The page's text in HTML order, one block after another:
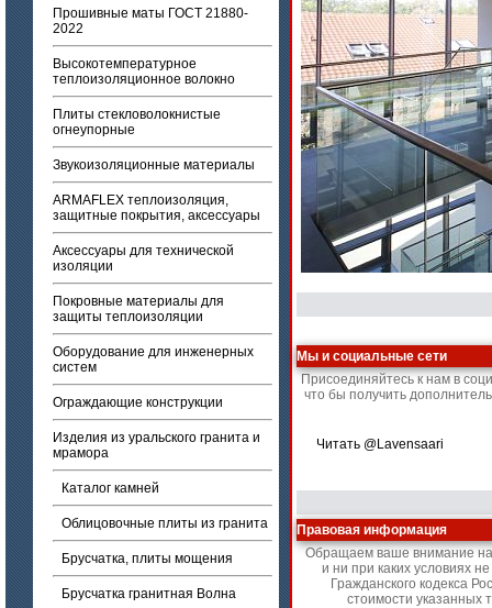
Прошивные маты ГОСТ 21880-
2022
Высокотемпературное
теплоизоляционное волокно
Плиты стекловолокнистые
огнеупорные
Звукоизоляционные материалы
ARMAFLEX теплоизоляция,
защитные покрытия, аксессуары
Аксессуары для технической
изоляции
Покровные материалы для
защиты теплоизоляции
Оборудование для инженерных
систем
Ограждающие конструкции
Изделия из уральского гранита и
мрамора
Каталог камней
Облицовочные плиты из гранита
Брусчатка, плиты мощения
Брусчатка гранитная Волна
Мы и социальные сети
Присоединяйтесь к нам в
что бы получить
Читать @Lavensaari
Правовая информация
Обращаем ваше внимание на
и ни при каких условиях
Гражданского кодекса
стоимости указанных